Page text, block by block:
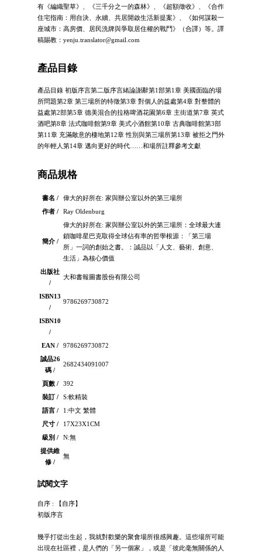
有《編織聖草》、《三千分之一的森林》、《超額徵收》、《合作
住宅指南：用自決、永續、共居開啟生活新提案》、《如何謀殺一
座城市：高房價、居民洗牌與爭取居住權的戰鬥》（合譯）等。譯
稿賜教： yenju.translator@gmail.com
產品目錄
產品目錄 初版序言第二版序言緒論謝辭第1部第1章 美國面臨的場
所問題第2章 第三場所的特徵第3章 對個人的益處第4章 對整體的
益處第2部第5章 德美混合的拉格啤酒花園第6章 主街道第7章 英式
酒吧第8章 法式咖啡館第9章 美式小酒館第10章 古典咖啡館第3部
第11章 充滿敵意的棲地第12章 性別與第三場所第13章 被拒之門外
的年輕人第14章 邁向更好的時代……和場所註釋參考文獻
商品規格
書名 /
偉大的好所在: 家與辦公室以外的第三場所
作者 /
Ray Oldenburg
簡介 /
偉大的好所在: 家與辦公室以外的第三場所：全球最大連
鎖咖啡星巴克取得全球佔有率的哲學根源：「第三場
所」一詞的創始之書。：誠品以「人文、藝術、創意、
生活」為核心價值
出版社
/
大和書報圖書股份有限公司
ISBN13
/
9786269730872
ISBN10
/
EAN /
9786269730872
誠品26
碼 /
2682434091007
頁數 /
392
裝訂 /
S:軟精裝
語言 /
1:中文 繁體
尺寸 /
17X23X1CM
級別 /
N:無
提供維
修 /
無
試閱文字
自序 : 【自序】
初版序言
幾乎打從出生起，我就對歡樂的聚會場所很感興趣。這些場所可能
出現在社區裡，是人們的「另一個家」，或是「彼此毫無關係的人